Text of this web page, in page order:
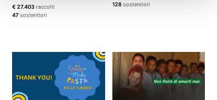
€ 27.403 raccolti
47 sostenitori
128 sostenitori